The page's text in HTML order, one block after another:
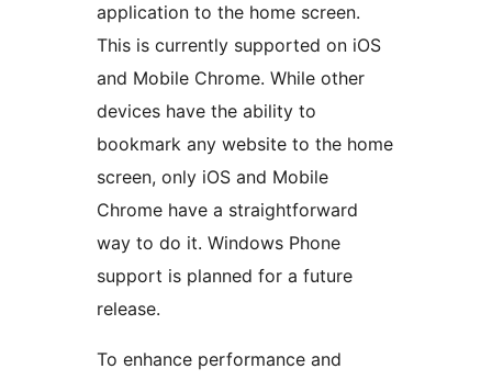
application to the home screen.
This is currently supported on iOS
and Mobile Chrome. While other
devices have the ability to
bookmark any website to the home
screen, only iOS and Mobile
Chrome have a straightforward
way to do it. Windows Phone
support is planned for a future
release.
To enhance performance and